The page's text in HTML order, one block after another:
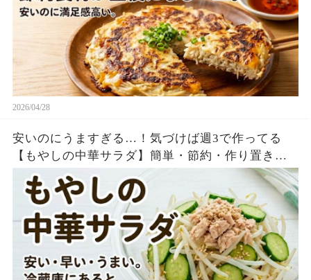
2026/04/28
安いのにうますぎる…！気づけば週3で作ってる
【もやしの中華サラダ】簡単・節約・作り置き最
強レシピ